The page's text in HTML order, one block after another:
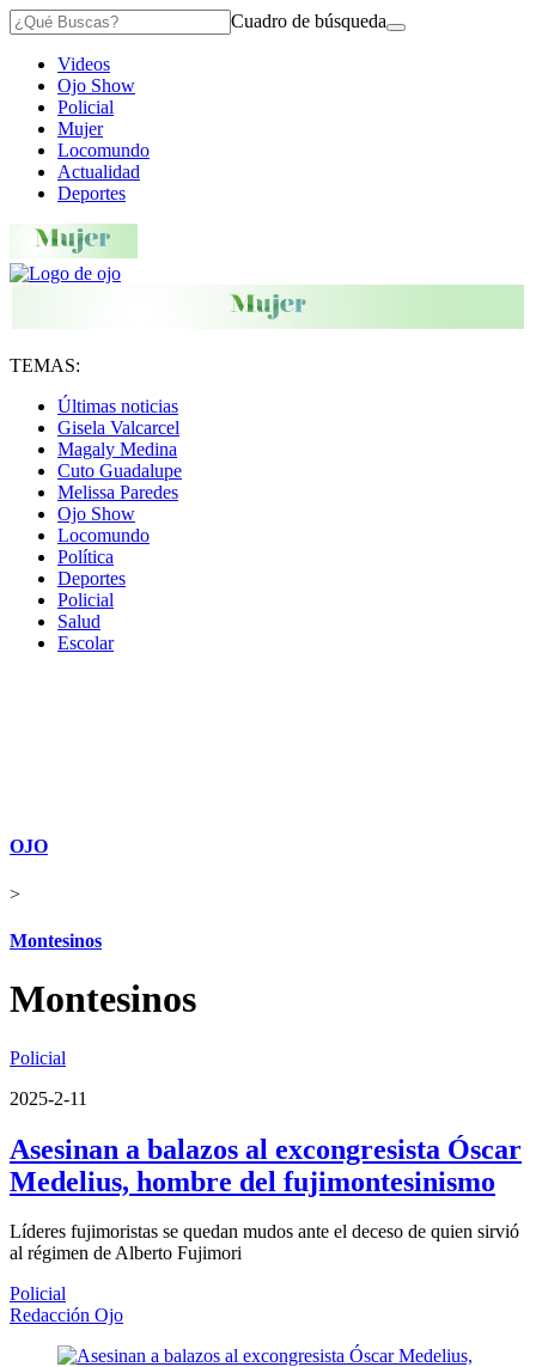
Cuadro de búsqueda
Videos
Ojo Show
Policial
Mujer
Locomundo
Actualidad
Deportes
TEMAS:
Últimas noticias
Gisela Valcarcel
Magaly Medina
Cuto Guadalupe
Melissa Paredes
Ojo Show
Locomundo
Política
Deportes
Policial
Salud
Escolar
OJO
>
Montesinos
Montesinos
Policial
2025-2-11
Asesinan a balazos al excongresista Óscar
Medelius, hombre del fujimontesinismo
Líderes fujimoristas se quedan mudos ante el deceso de quien sirvió
al régimen de Alberto Fujimori
Policial
Redacción Ojo